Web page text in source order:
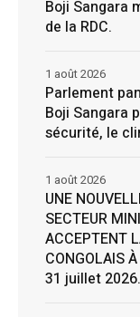
Boji Sangara
de la RDC.
Parlement
Boji Sangara
sécurité, le
1 août 2026
UNE
SECTEUR
ACCEPTENT
CONGOLAIS
31 juillet 2026.
1 août 2026